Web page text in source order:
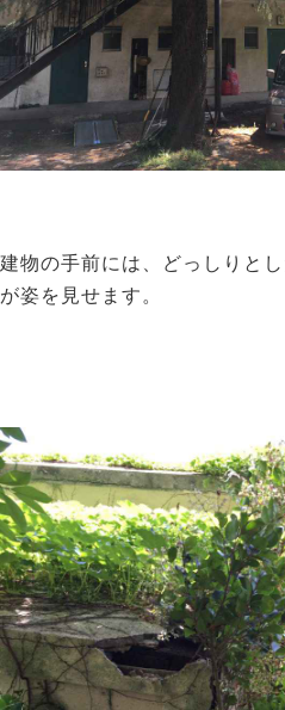
建物の手前には、どっしりと
が姿を見せます。